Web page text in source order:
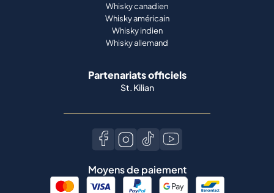
Whisky canadien
Whisky américain
Whisky indien
Whisky allemand
Partenariats officiels
St. Kilian
Moyens de paiement